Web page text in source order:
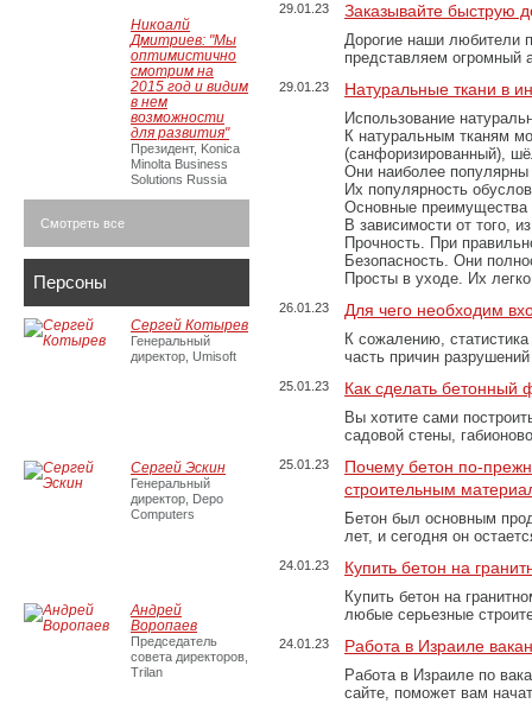
29.01.23 Заказывайте быструю
Дорогие наши любители
представляем огромный
29.01.23 Натуральные ткани в
Использование
К натуральным тканям
(санфоризированный),
Они наиболее популярны
Их популярность
Основные преимущества
В зависимости от того,
Прочность. При
Безопасность. Они
Просты в уходе. Их
26.01.23 Для чего необходим
К сожалению,
часть причин
25.01.23 Как сделать бетонный
Вы хотите сами
садовой стены,
25.01.23
Почему бетон по-
строительным
Бетон был основным
лет, и сегодня он
24.01.23 Купить бетон на
Купить бетон на
любые серьезные
24.01.23 Работа в Израиле
Работа в Израиле по
сайте, поможет вам
Никоалй
Дмитриев: "Мы
оптимистично
смотрим на
2015 год и видим
в нем
возможности
для развития"
Президент, Konica
Minolta Business
Solutions Russia
Смотреть все
Персоны
Сергей Котырев
Генеральный
директор, Umisoft
Сергей Эскин
Генеральный
директор, Depo
Computers
Андрей
Воропаев
Председатель
совета директоров,
Trilan